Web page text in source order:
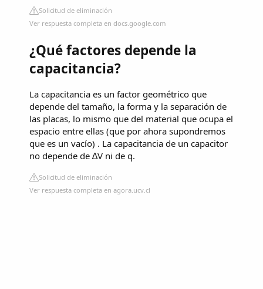
Solicitud de eliminación
Ver respuesta completa en docs.google.com
¿Qué factores depende la
capacitancia?
La capacitancia es un factor geométrico que
depende del tamaño, la forma y la separación de
las placas, lo mismo que del material que ocupa el
espacio entre ellas (que por ahora supondremos
que es un vacío) . La capacitancia de un capacitor
no depende de ∆V ni de q.
Solicitud de eliminación
Ver respuesta completa en agora.ucv.cl